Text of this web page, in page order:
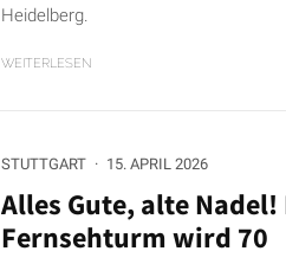
Heidelberg.
WEITERLESEN
STUTTGART · 15. APRIL 2026
Alles Gute, alte
Fernsehturm wird 70